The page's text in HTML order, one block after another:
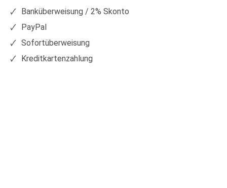
Banküberweisung / 2% Skonto
PayPal
Sofortüberweisung
Kreditkartenzahlung